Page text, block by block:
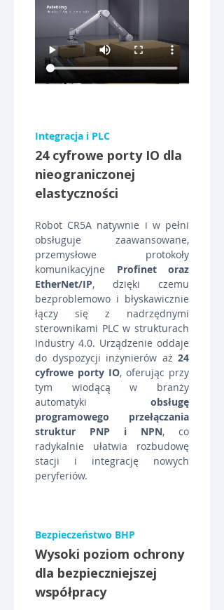
Integracja i PLC
24 cyfrowe porty IO dla
nieograniczonej
elastyczności
Robot CR5A natywnie i w pełni
obsługuje zaawansowane,
przemysłowe protokoły
komunikacyjne Profinet oraz
EtherNet/IP, dzięki czemu
bezproblemowo i błyskawicznie
łączy się z nadrzędnymi
sterownikami PLC w strukturach
Industry 4.0. Urządzenie oddaje
do dyspozycji inżynierów aż 24
cyfrowe porty IO, oferując przy
tym wiodącą w branży
automatyki obsługę
programowego przełączania
struktur PNP i NPN, co
radykalnie ułatwia rozbudowę
stacji i integrację nowych
peryferiów.
Bezpieczeństwo BHP
Wysoki poziom ochrony
dla bezpieczniejszej
współpracy